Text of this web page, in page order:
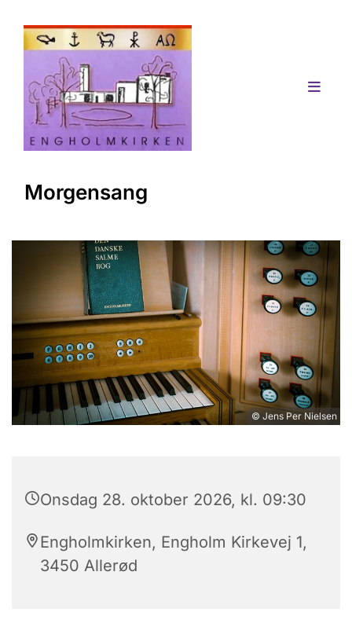
Morgensang
© Jens Per Nielsen
Onsdag 28. oktober 2026, kl. 09:30
Engholmkirken, Engholm Kirkevej 1,
3450 Allerød